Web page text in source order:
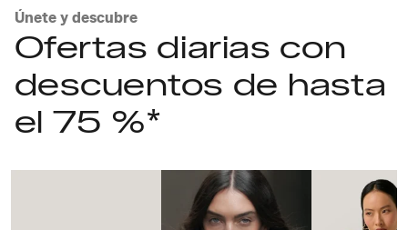
Únete y descubre
Ofertas diarias con
descuentos de hasta
el 75 %*